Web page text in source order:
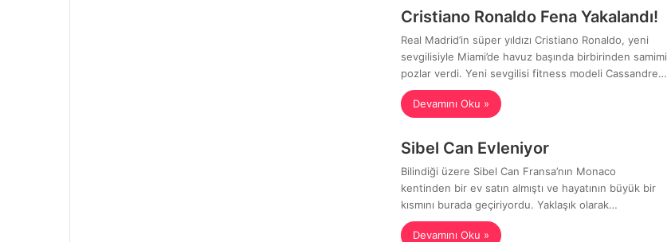
Cristiano Ronaldo Fena Yakalandı!
Real Madrid’in süper yıldızı Cristiano Ronaldo, yeni
sevgilisiyle Miami’de havuz başında birbirinden samimi
pozlar verdi. Yeni sevgilisi fitness modeli Cassandre…
Devamını Oku »
Sibel Can Evleniyor
Bilindiği üzere Sibel Can Fransa’nın Monaco
kentinden bir ev satın almıştı ve hayatının büyük bir
kısmını burada geçiriyordu. Yaklaşık olarak…
Devamını Oku »